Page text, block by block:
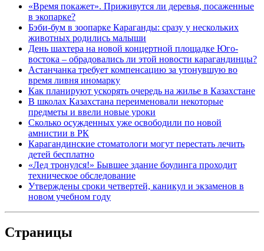
«Время покажет». Приживутся ли деревья, посаженные
в экопарке?
Бэби-бум в зоопарке Караганды: сразу у нескольких
животных родились малыши
День шахтера на новой концертной площадке Юго-
востока – обрадовались ли этой новости карагандинцы?
Астанчанка требует компенсацию за утонувшую во
время ливня иномарку
Как планируют ускорять очередь на жилье в Казахстане
В школах Казахстана переименовали некоторые
предметы и ввели новые уроки
Сколько осужденных уже освободили по новой
амнистии в РК
Карагандинские стоматологи могут перестать лечить
детей бесплатно
«Лед тронулся!» Бывшее здание боулинга проходит
техническое обследование
Утверждены сроки четвертей, каникул и экзаменов в
новом учебном году
Страницы